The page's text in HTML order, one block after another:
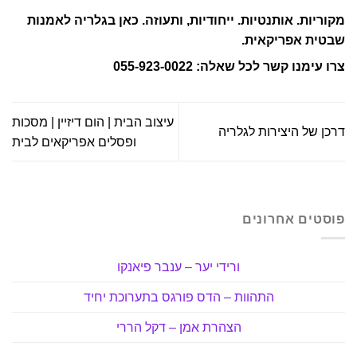
מקוריות. אותנטיות. ייחודיות, ותעוזה. כאן בגלריה לאמנות
שבטית אפריקאית.
צרו עימנו קשר לכל שאלה: 055-923-0022
דרכן של היצירות לגלריה
עיצוב הבית | הום דיזיין | מסכות
ופסלים אפריקאים לבית
פוסטים אחרונים
ורידי יער – ענבר פיאנקו
התהוות – הדס פורגס בתערוכת יחיד
הצהרת אמן – דקל הררי